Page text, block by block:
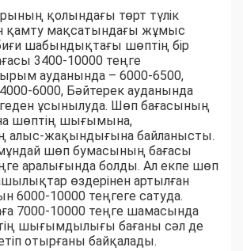
қолындағы төрт түлік
қамту мақсатындағы жұмыс
шабындықтағы шөптің бір
3400-10000 теңге
ауданында – 6000-6500,
6000, Бәйтерек ауданында
ұсынылуда. Шөп бағасының
шөптің шығымына,
жақындығына байланысты.
шөп бумасының бағасы
аралығында болды. Ал екпе шөп
өздерінен артылған
6000-10000 теңгеге сатуда.
7000-10000 теңге шамасында
шығымдылығы бағаны сәл де
отырғаны байқалады.